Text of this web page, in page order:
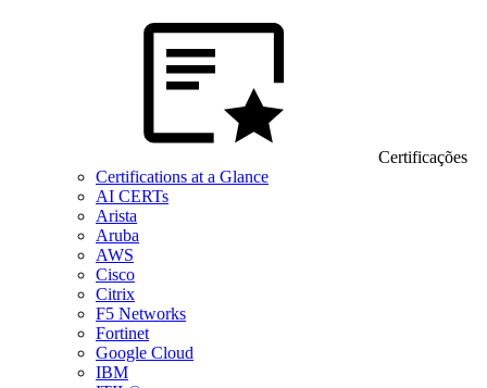
Certificações
Certifications at a Glance
AI CERTs
Arista
Aruba
AWS
Cisco
Citrix
F5 Networks
Fortinet
Google Cloud
IBM